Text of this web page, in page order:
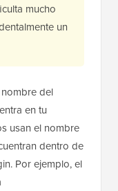
mucho
un
del
en tu
usan el nombre
dentro de
Por ejemplo, el